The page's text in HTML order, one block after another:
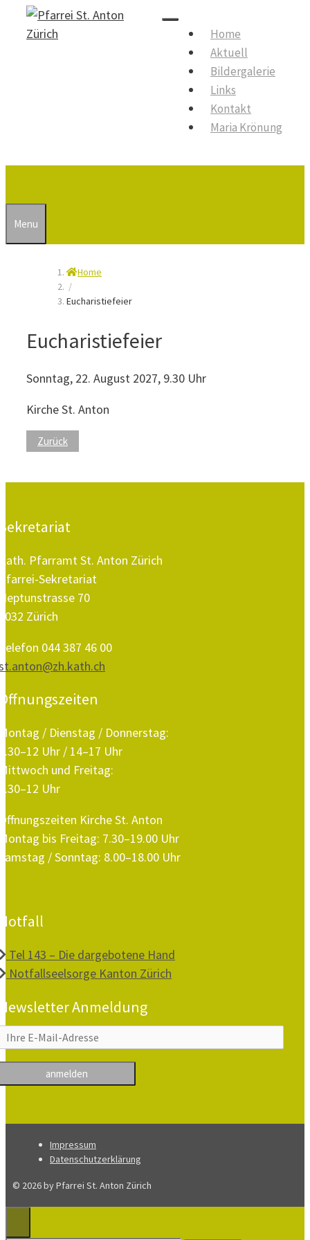
Springe
Menu
Home
Aktuell
Bildergalerie
Links
Kontakt
Maria Krönung
Menu
Home
/
Eucharistiefeier
Eucharistiefeier
Sonntag, 22. August 2027, 9.30 Uhr
Kirche St. Anton
Zurück
Pfarramt St. Anton Zürich
Sekretariat
70
Zürich
044 387 46 00
/ Dienstag / Donnerstag:
Uhr / 14–17 Uhr
und Freitag:
Uhr
Kirche St. Anton
bis Freitag: 7.30–19.00 Uhr
/ Sonntag: 8.00–18.00 Uhr
Tel 143 – Die dargebotene Hand
Notfallseelsorge Kanton Zürich
Anmeldung
Impressum
Datenschutzerklärung
© 2026 by Pfarrei St. Anton Zürich